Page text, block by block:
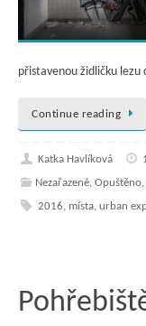
přistavenou židličku lezu
Continue reading
Katka Havlíková
Nezařazené, Opuštěno,
2016, místa, urban